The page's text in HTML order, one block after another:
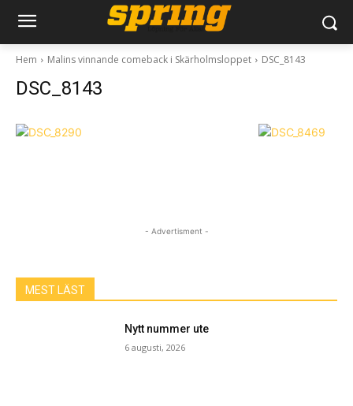
Hem Malins vinnande comeback i Skärholmsloppet DSC_8143
DSC_8143
- Advertisment -
MEST LÄST
Nytt nummer ute
6 augusti, 2026